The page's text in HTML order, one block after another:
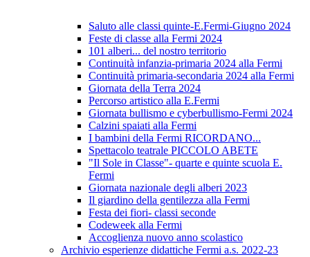
Saluto alle classi quinte-E.Fermi-Giugno 2024
Feste di classe alla Fermi 2024
101 alberi... del nostro territorio
Continuità infanzia-primaria 2024 alla Fermi
Continuità primaria-secondaria 2024 alla Fermi
Giornata della Terra 2024
Percorso artistico alla E.Fermi
Giornata bullismo e cyberbullismo-Fermi 2024
Calzini spaiati alla Fermi
I bambini della Fermi RICORDANO...
Spettacolo teatrale PICCOLO ABETE
"Il Sole in Classe"- quarte e quinte scuola E.
Fermi
Giornata nazionale degli alberi 2023
Il giardino della gentilezza alla Fermi
Festa dei fiori- classi seconde
Codeweek alla Fermi
Accoglienza nuovo anno scolastico
Archivio esperienze didattiche Fermi a.s. 2022-23